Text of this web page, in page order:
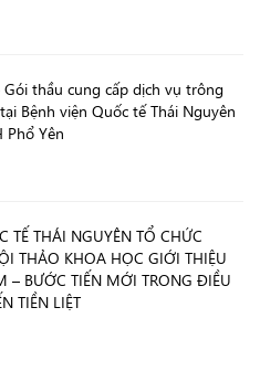
thầu cung cấp dịch vụ trông
Bệnh viện Quốc tế Thái Nguyên
Phổ Yên
TẾ THÁI NGUYÊN TỔ CHỨC
THẢO KHOA HỌC GIỚI THIỆU
– BƯỚC TIẾN MỚI TRONG ĐIỀU
TIỀN LIỆT